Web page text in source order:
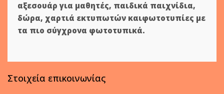
αξεσουάρ για μαθητές, παιδικά παιχνίδια,
δώρα, χαρτιά εκτυπωτών καιφωτοτυπίες με
τα πιο σύγχρονα φωτοτυπικά.
Στοιχεία επικοινωνίας